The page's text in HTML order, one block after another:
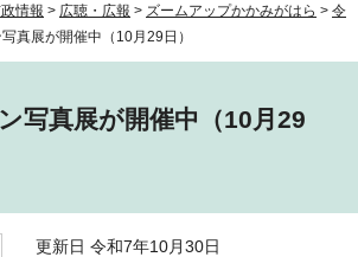
情報 > 広聴・広報 > ズームアップかかみがはら > 令
真展が開催中（10月29日）
写真展が開催中（10月29
更新日 令和7年10月30日